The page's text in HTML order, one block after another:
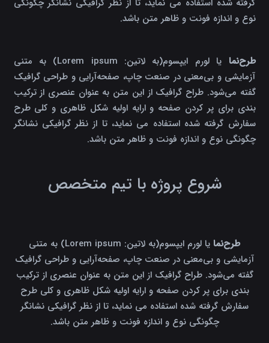
نوع و اندازه فونت و ظاهر متن باشد.
طرح‌نما
یا لورم ایپسوم(به لاتین: Lorem ipsum) به متنی
آزمایشی و بی‌معنی در صنعت چاپ، صفحه‌آرایی و طراحی گرافیک
گفته می‌شود. طراح گرافیک از این متن به عنوان عنصری از ترکیب
بندی برای پر کردن صفحه و ارایه اولیه شکل ظاهری و کلی طرح
سفارش گرفته شده استفاده می نماید، تا از نظر گرافیکی نشانگر
چگونگی نوع و اندازه فونت و ظاهر متن باشد.
شروع پروژه با تیم متخصص
طرح‌نما
یا لورم ایپسوم(به لاتین: Lorem ipsum) به متنی
آزمایشی و بی‌معنی در صنعت چاپ، صفحه‌آرایی و طراحی گرافیک
گفته می‌شود. طراح گرافیک از این متن به عنوان عنصری از ترکیب
بندی برای پر کردن صفحه و ارایه اولیه شکل ظاهری و کلی طرح
سفارش گرفته شده استفاده می نماید، تا از نظر گرافیکی نشانگر
چگونگی نوع و اندازه فونت و ظاهر متن باشد.